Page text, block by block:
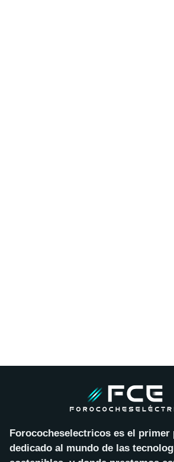
Forococheselectricos es el primer
dedicado al mundo de las